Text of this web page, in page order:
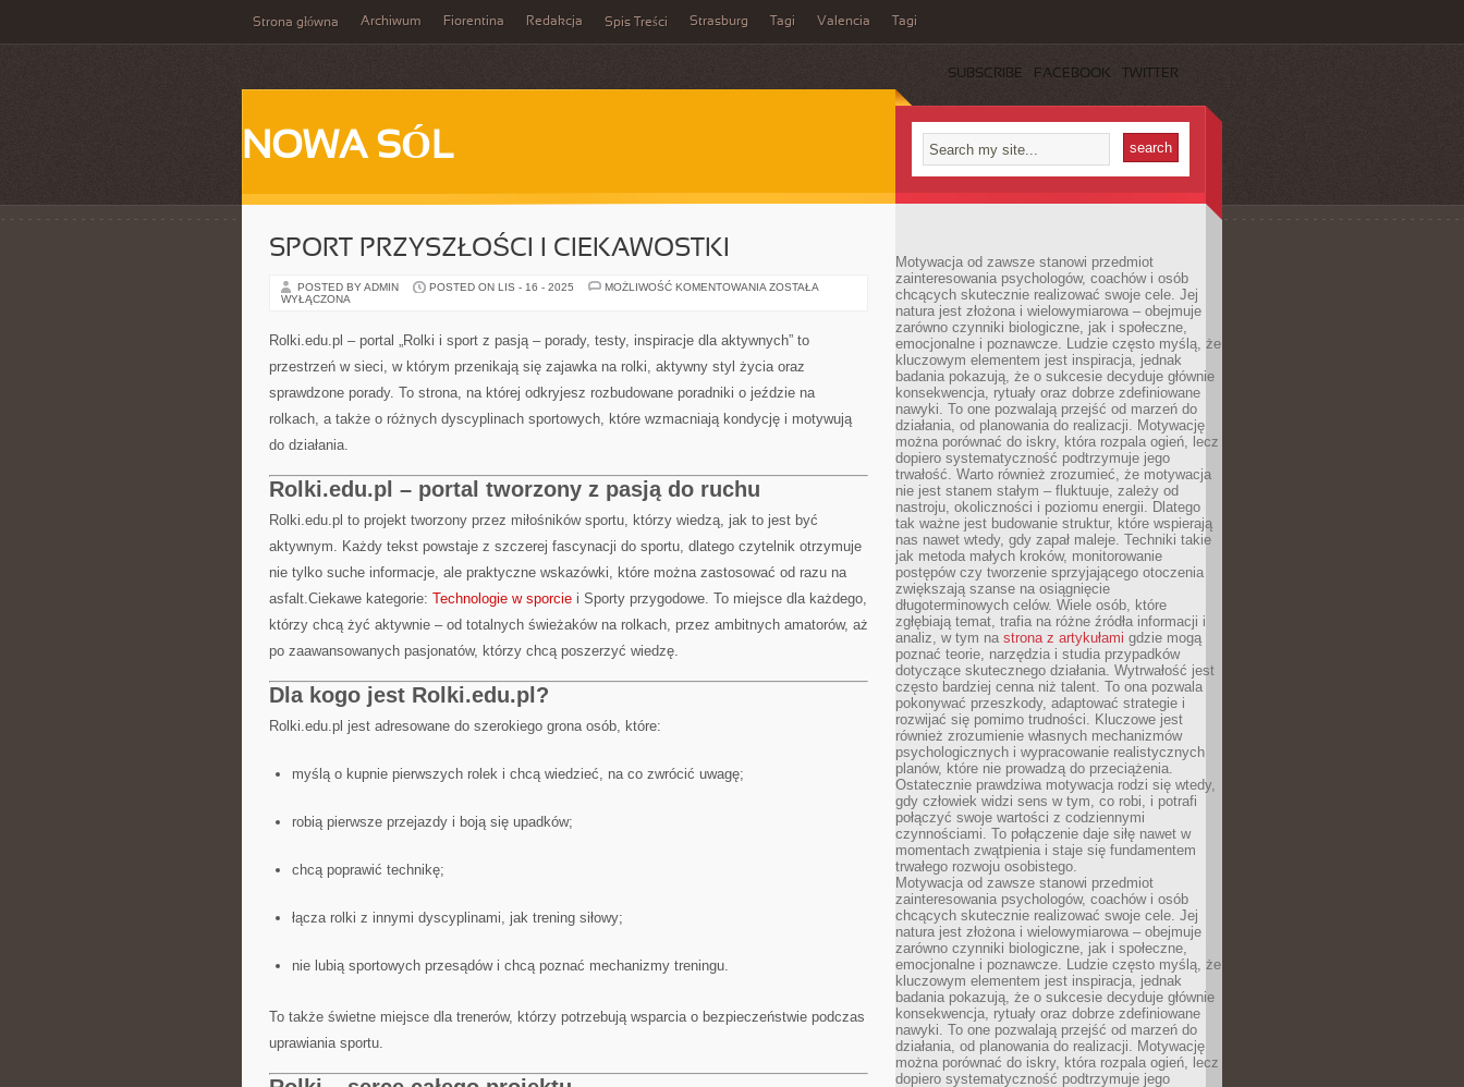
Strona główna Archiwum Fiorentina Redakcja Spis Treści Strasburg Tagi Valencia Tagi
SUBSCRIBE FACEBOOK TWITTER
NOWA SÓL
SPORT PRZYSZŁOŚCI I CIEKAWOSTKI
POSTED BY ADMIN POSTED ON LIS - 16 - 2025 MOŻLIWOŚĆ KOMENTOWANIA SPORT
ZOSTAŁA
WYŁĄCZONA
Rolki.edu.pl – portal „Rolki i sport z pasją – porady, testy, inspiracje dla aktywnych” to
przestrzeń w sieci, w którym przenikają się zajawka na rolki, aktywny styl życia oraz
sprawdzone porady. To strona, na której odkryjesz rozbudowane poradniki o jeździe na
rolkach, a także o różnych dyscyplinach sportowych, które wzmacniają kondycję i motywują
do działania.
Rolki.edu.pl – portal tworzony z pasją do ruchu
Rolki.edu.pl to projekt tworzony przez miłośników sportu, którzy wiedzą, jak to jest być
aktywnym. Każdy tekst powstaje z szczerej fascynacji do sportu, dlatego czytelnik otrzymuje
nie tylko suche informacje, ale praktyczne wskazówki, które można zastosować od razu na
asfalt.Ciekawe kategorie: Technologie w sporcie i Sporty przygodowe. To miejsce dla każdego,
którzy chcą żyć aktywnie – od totalnych świeżaków na rolkach, przez ambitnych amatorów, aż
po zaawansowanych pasjonatów, którzy chcą poszerzyć wiedzę.
Dla kogo jest Rolki.edu.pl?
Rolki.edu.pl jest adresowane do szerokiego grona osób, które:
myślą o kupnie pierwszych rolek i chcą wiedzieć, na co zwrócić uwagę;
robią pierwsze przejazdy i boją się upadków;
chcą poprawić technikę;
łącza rolki z innymi dyscyplinami, jak trening siłowy;
nie lubią sportowych przesądów i chcą poznać mechanizmy treningu.
To także świetne miejsce dla trenerów, którzy potrzebują wsparcia o bezpieczeństwie podczas
uprawiania sportu.
Motywacja od zawsze stanowi przedmiot
zainteresowania psychologów, coachów i osób
chcących skutecznie realizować swoje cele. Jej
natura jest złożona i wielowymiarowa – obejmuje
zarówno czynniki biologiczne, jak i społeczne,
emocjonalne i poznawcze. Ludzie często myślą, że
kluczowym elementem jest inspiracja, jednak
badania pokazują, że o sukcesie decyduje głównie
konsekwencja, rytuały oraz dobrze zdefiniowane
nawyki. To one pozwalają przejść od marzeń do
działania, od planowania do realizacji. Motywację
można porównać do iskry, która rozpala ogień, lecz
dopiero systematyczność podtrzymuje jego
trwałość. Warto również zrozumieć, że motywacja
nie jest stanem stałym – fluktuuje, zależy od
nastroju, okoliczności i poziomu energii. Dlatego
tak ważne jest budowanie struktur, które wspierają
nas nawet wtedy, gdy zapał maleje. Techniki takie
jak metoda małych kroków, monitorowanie
postępów czy tworzenie sprzyjającego otoczenia
zwiększają szanse na osiągnięcie
długoterminowych celów. Wiele osób, które
zgłębiają temat, trafia na różne źródła informacji i
analiz, w tym na strona z artykułami gdzie mogą
poznać teorie, narzędzia i studia przypadków
dotyczące skutecznego działania. Wytrwałość jest
często bardziej cenna niż talent. To ona pozwala
pokonywać przeszkody, adaptować strategie i
rozwijać się pomimo trudności. Kluczowe jest
również zrozumienie własnych mechanizmów
psychologicznych i wypracowanie realistycznych
planów, które nie prowadzą do przeciążenia.
Ostatecznie prawdziwa motywacja rodzi się wtedy,
gdy człowiek widzi sens w tym, co robi, i potrafi
połączyć swoje wartości z codziennymi
czynnościami. To połączenie daje siłę nawet w
momentach zwątpienia i staje się fundamentem
trwałego rozwoju osobistego.
Motywacja od zawsze stanowi przedmiot
zainteresowania psychologów, coachów i osób
chcących skutecznie realizować swoje cele. Jej
natura jest złożona i wielowymiarowa – obejmuje
zarówno czynniki biologiczne, jak i społeczne,
emocjonalne i poznawcze. Ludzie często myślą, że
kluczowym elementem jest inspiracja, jednak
badania pokazują, że o sukcesie decyduje głównie
konsekwencja, rytuały oraz dobrze zdefiniowane
nawyki. To one pozwalają przejść od marzeń do
działania, od planowania do realizacji. Motywację
można porównać do iskry, która rozpala ogień, lecz
dopiero systematyczność podtrzymuje jego